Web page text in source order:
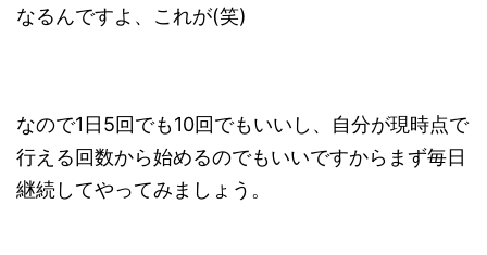
なるんですよ、これが(笑)
なので1日5回でも10回でもいいし、自分が現時点で
行える回数から始めるのでもいいですからまず毎日
継続してやってみましょう。